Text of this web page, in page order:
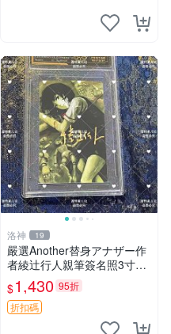
洛神 19
嚴選Another替身アナザー作
者綾辻行人親筆簽名照3寸照
片含原裝卡磚實拍 Another替
身 アナザー 作者 簽名 照片
卡磚 實物
$1,430 95折
折扣碼